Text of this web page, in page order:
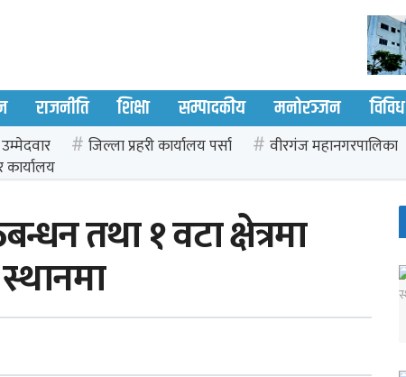
राजनीति शिक्षा सम्पादकीय मनोरञ्जन विविध
जिल्ला प्रहरी कार्यालय पर्सा वीरगंज महानगरपालिका
तथा १ वटा क्षेत्रमा